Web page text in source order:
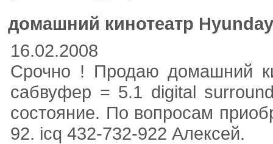
домашний кинотеатр Hyunday
16.02.2008
Срочно ! Продаю домашний
сабвуфер = 5.1 digital
состояние. По вопросам
92. icq 432-732-922 Алексей.